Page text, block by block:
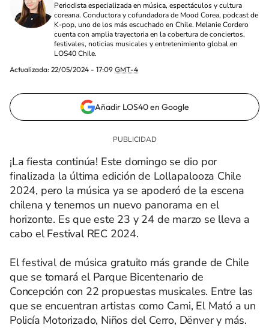
Periodista especializada en música, espectáculos y cultura
coreana. Conductora y cofundadora de Mood Corea, podcast de
K-pop, uno de los más escuchado en Chile. Melanie Cordero
cuenta con amplia trayectoria en la cobertura de conciertos,
festivales, noticias musicales y entretenimiento global en
LOS40 Chile.
Actualizada: 22/05/2024 - 17:09 GMT-4
Añadir LOS40 en Google
¡La fiesta continúa! Este domingo se dio por
finalizada la última edición de Lollapalooza Chile
2024, pero la música ya se apoderó de la escena
chilena y tenemos un nuevo panorama en el
horizonte. Es que este 23 y 24 de marzo se lleva a
cabo el Festival REC 2024.
El festival de música gratuito más grande de Chile
que se tomará el Parque Bicentenario de
Concepción con 22 propuestas musicales. Entre las
que se encuentran artistas como Cami, El Mató a un
Policía Motorizado, Niños del Cerro, Dënver y más.